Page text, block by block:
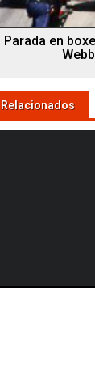
Parada en
Relacionados